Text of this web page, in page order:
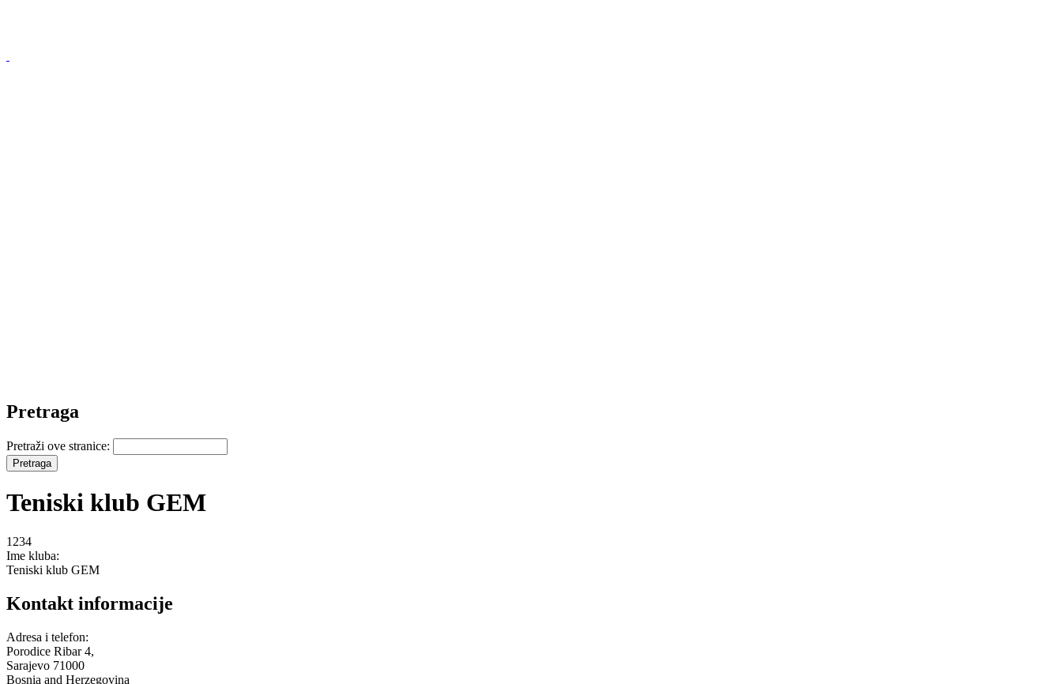
Pretraga
Pretraži ove stranice:
Teniski klub GEM
1234
Ime kluba:
Teniski klub GEM
Kontakt informacije
Adresa i telefon:
Porodice Ribar 4,
Sarajevo 71000
Bosnia and Herzegovina